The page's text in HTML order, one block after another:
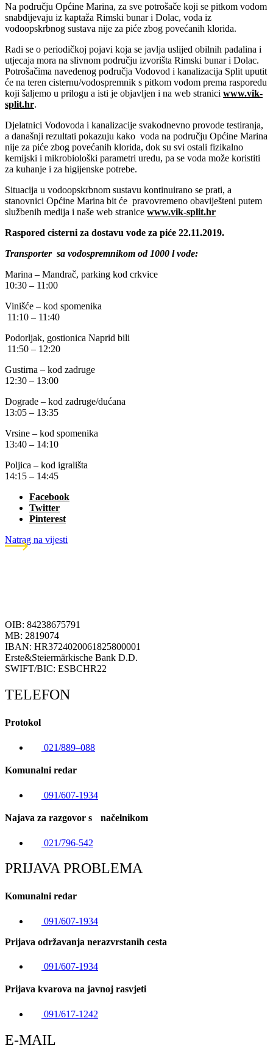
Na području Općine Marina, za sve potrošače koji se pitkom vodom
snabdijevaju iz kaptaža Rimski bunar i Dolac, voda iz
vodoopskrbnog sustava nije za piće zbog povećanih klorida.
Radi se o periodičkoj pojavi koja se javlja uslijed obilnih padalina i
utjecaja mora na slivnom području izvorišta Rimski bunar i Dolac.
Potrošačima navedenog područja Vodovod i kanalizacija Split uputit
će na teren cisternu/vodospremnik s pitkom vodom prema rasporedu
koji šaljemo u prilogu a isti je objavljen i na web stranici www.vik-
split.hr.
Djelatnici Vodovoda i kanalizacije svakodnevno provode testiranja,
a današnji rezultati pokazuju kako voda na području Općine Marina
nije za piće zbog povećanih klorida, dok su svi ostali fizikalno
kemijski i mikrobiološki parametri uredu, pa se voda može koristiti
za kuhanje i za higijenske potrebe.
Situacija u vodoopskrbnom sustavu kontinuirano se prati, a
stanovnici Općine Marina bit će pravovremeno obaviješteni putem
službenih medija i naše web stranice www.vik-split.hr
Raspored cisterni za dostavu vode za piće 22.11.2019.
Transporter sa vodospremnikom od 1000 l vode:
Marina – Mandrač, parking kod crkvice
10:30 – 11:00
Vinišće – kod spomenika
11:10 – 11:40
Podorljak, gostionica Naprid bili
11:50 – 12:20
Gustirna – kod zadruge
12:30 – 13:00
Dograde – kod zadruge/dućana
13:05 – 13:35
Vrsine – kod spomenika
13:40 – 14:10
Poljica – kod igrališta
14:15 – 14:45
Facebook
Twitter
Pinterest
Natrag na vijesti
OIB: 84238675791
MB: 2819074
IBAN: HR3724020061825800001
Erste&Steiermärkische Bank D.D.
SWIFT/BIC: ESBCHR22
TELEFON
Protokol
021/889–088
Komunalni redar
091/607-1934
Najava za razgovor s načelnikom
021/796-542
PRIJAVA PROBLEMA
Komunalni redar
091/607-1934
Prijava održavanja nerazvrstanih cesta
091/607-1934
Prijava kvarova na javnoj rasvjeti
091/617-1242
E-MAIL